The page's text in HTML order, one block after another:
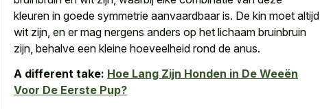
kleuren in goede symmetrie aanvaardbaaris. De kin moet altijd
wit zijn, en er mag nergens anders op het lichaam bruinbruin
zijn, behalve een kleine hoeveelheid rond de anus.
A different take: Hoe Lang Zijn Honden in De Weeën
Voor De Eerste Pup?